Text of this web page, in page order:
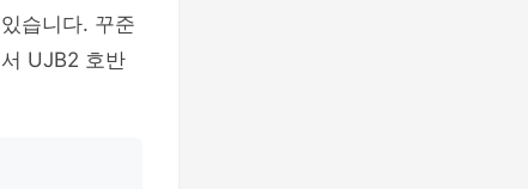
습니다. 꾸준
UJB2 호반